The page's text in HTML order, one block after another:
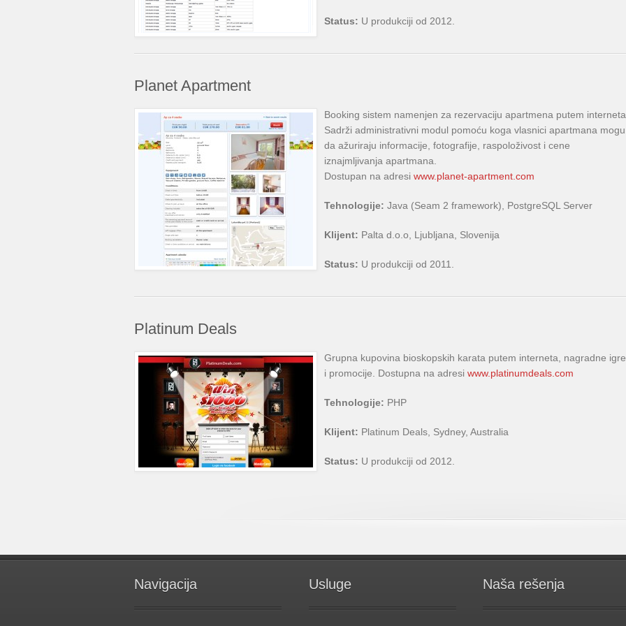
Status: U produkciji od 2012.
Planet Apartment
Booking sistem namenjen za rezervaciju apartmena putem
Sadrži administrativni modul pomoću koga vlasnici apartmana mogu
da ažuriraju informacije, fotografije, raspoloživost i cene
iznajmljivanja apartmana.
Dostupan na adresi www.planet-apartment.com
Tehnologije: Java (Seam 2 framework), PostgreSQL Server
Klijent: Palta d.o.o, Ljubljana, Slovenija
Status: U produkciji od 2011.
Platinum Deals
Grupna kupovina bioskopskih karata putem interneta, nagradne igre
i promocije. Dostupna na adresi www.platinumdeals.com
Tehnologije: PHP
Klijent: Platinum Deals, Sydney, Australia
Status: U produkciji od 2012.
Navigacija Usluge Naša rešenja